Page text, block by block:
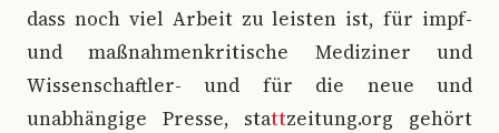
dass noch viel Arbeit zu leisten ist, für impf-
und maßnahmenkritische Mediziner und
Wissenschaftler- und für die neue und
unabhängige Presse, stattzeitung.org gehört